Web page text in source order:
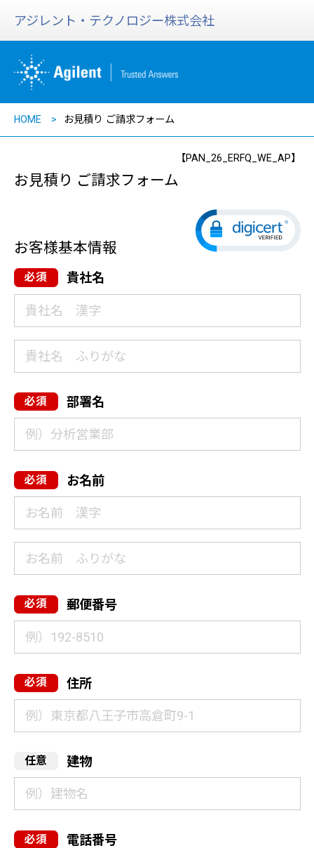
アジレント・テクノロジー株式会社
HOME お見積り ご請求フォーム
【PAN_26_ERFQ_WE_AP】
お見積り ご請求フォーム
お客様基本情報
貴社名
部署名
お名前
郵便番号
住所
建物
電話番号